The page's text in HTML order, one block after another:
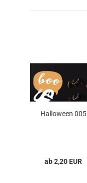
Halloween 005
ab 2,20 EUR